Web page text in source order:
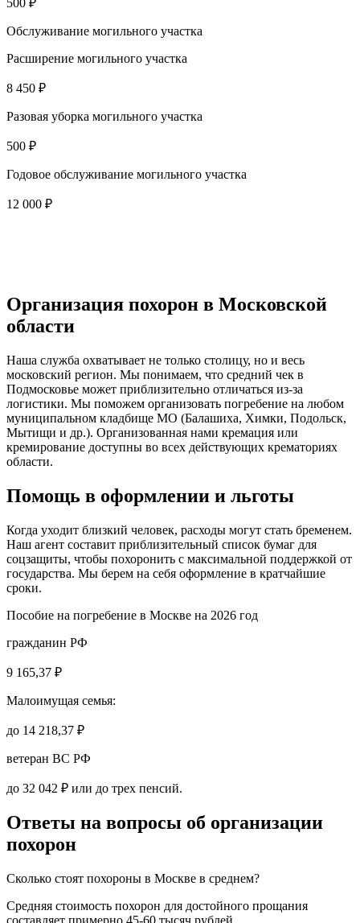
500 ₽
Обслуживание могильного участка
Расширение могильного участка
8 450 ₽
Разовая уборка могильного участка
500 ₽
Годовое обслуживание могильного участка
12 000 ₽
Организация похорон в Московской
области
Наша служба охватывает не только столицу, но и весь
московский регион. Мы понимаем, что средний чек в
Подмосковье может приблизительно отличаться из-за
логистики. Мы поможем организовать погребение на любом
муниципальном кладбище МО (Балашиха, Химки, Подольск,
Мытищи и др.). Организованная нами кремация или
кремирование доступны во всех действующих крематориях
области.
Помощь в оформлении и льготы
Когда уходит близкий человек, расходы могут стать бременем.
Наш агент составит приблизительный список бумаг для
соцзащиты, чтобы похоронить с максимальной поддержкой от
государства. Мы берем на себя оформление в кратчайшие
сроки.
Пособие на погребение в Москве на 2026 год
гражданин РФ
9 165,37 ₽
Малоимущая семья:
до 14 218,37 ₽
ветеран ВС РФ
до 32 042 ₽ или до трех пенсий.
Ответы на вопросы об организации
похорон
Сколько стоят похороны в Москве в среднем?
Средняя стоимость похорон для достойного прощания